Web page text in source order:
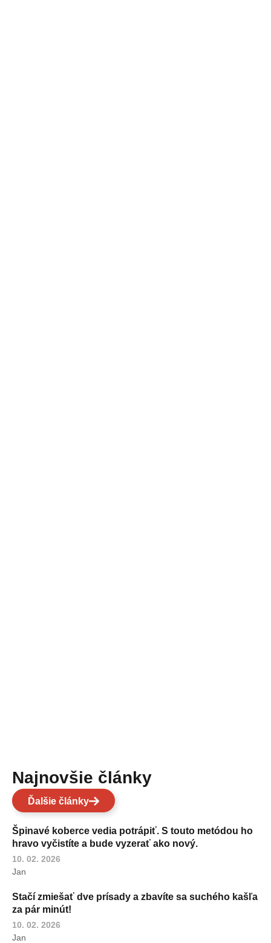
Najnovšie články
Ďalšie články
Špinavé koberce vedia potrápiť. S touto metódou ho
hravo vyčistíte a bude vyzerať ako nový.
10. 02. 2026
Jan
Stačí zmiešať dve prísady a zbavíte sa suchého kašľa
za pár minút!
10. 02. 2026
Jan